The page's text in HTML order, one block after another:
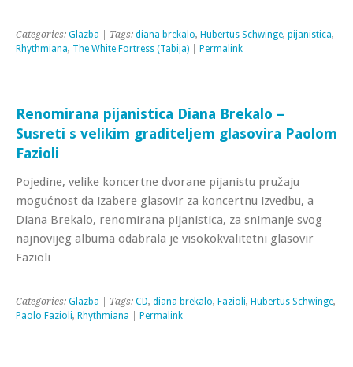
Categories: Glazba | Tags: diana brekalo, Hubertus Schwinge, pijanistica,
Rhythmiana, The White Fortress (Tabija) Permalink
Renomirana pijanistica Diana Brekalo –
Susreti s velikim graditeljem glasovira Paolom
Fazioli
Pojedine, velike koncertne dvorane pijanistu pružaju
mogućnost da izabere glasovir za koncertnu izvedbu, a
Diana Brekalo, renomirana pijanistica, za snimanje svog
najnovijeg albuma odabrala je visokokvalitetni glasovir
Fazioli
Categories: Glazba | Tags: CD, diana brekalo, Fazioli, Hubertus Schwinge,
Paolo Fazioli, Rhythmiana Permalink